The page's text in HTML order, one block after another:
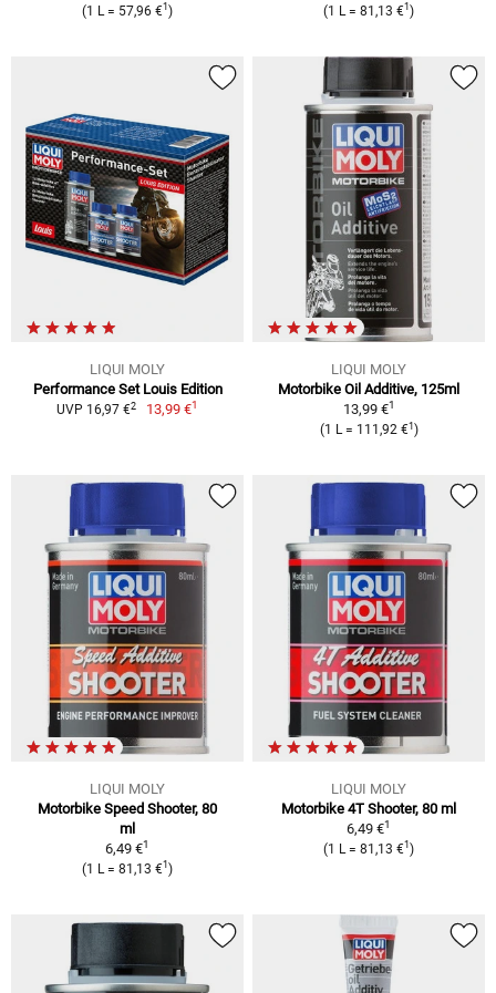
(1 L = 57,96 €1 ) (1 L = 81,13 €1 )
LIQUI MOLY
Performance Set Louis Edition
UVP 16,97 €2 13,99 €1
LIQUI MOLY
Motorbike Oil Additive, 125ml
13,99 €1
(1 L = 111,92 €1 )
LIQUI MOLY
Motorbike Speed Shooter, 80
ml
6,49 €1
(1 L = 81,13 €1 )
LIQUI MOLY
Motorbike 4T Shooter, 80 ml
6,49 €1
(1 L = 81,13 €1 )